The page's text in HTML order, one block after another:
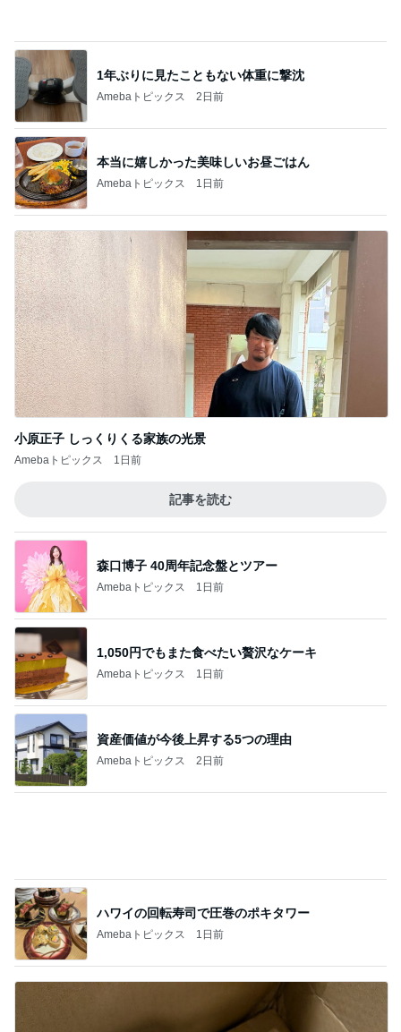
1年ぶりに見たこともない体重に撃沈
Amebaトピックス 2日前
本当に嬉しかった美味しいお昼ごはん
Amebaトピックス 1日前
小原正子 しっくりくる家族の光景
Amebaトピックス 1日前
記事を読む
森口博子 40周年記念盤とツアー
Amebaトピックス 1日前
1,050円でもまた食べたい贅沢なケーキ
Amebaトピックス 1日前
資産価値が今後上昇する5つの理由
Amebaトピックス 2日前
ハワイの回転寿司で圧巻のポキタワー
Amebaトピックス 1日前